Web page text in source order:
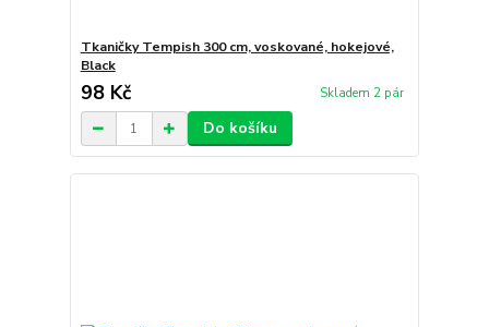
Tkaničky Tempish 300 cm, voskované, hokejové,
Black
98 Kč Skladem 2 pár
Do košíku